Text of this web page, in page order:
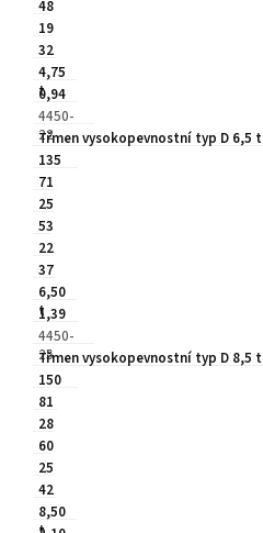
48
19
32
4,75
t
0,94
4450-
22
Třmen vysokopevnostní typ D 6,5 t
135
71
25
53
22
37
6,50
t
1,39
4450-
25
Třmen vysokopevnostní typ D 8,5 t
150
81
28
60
25
42
8,50